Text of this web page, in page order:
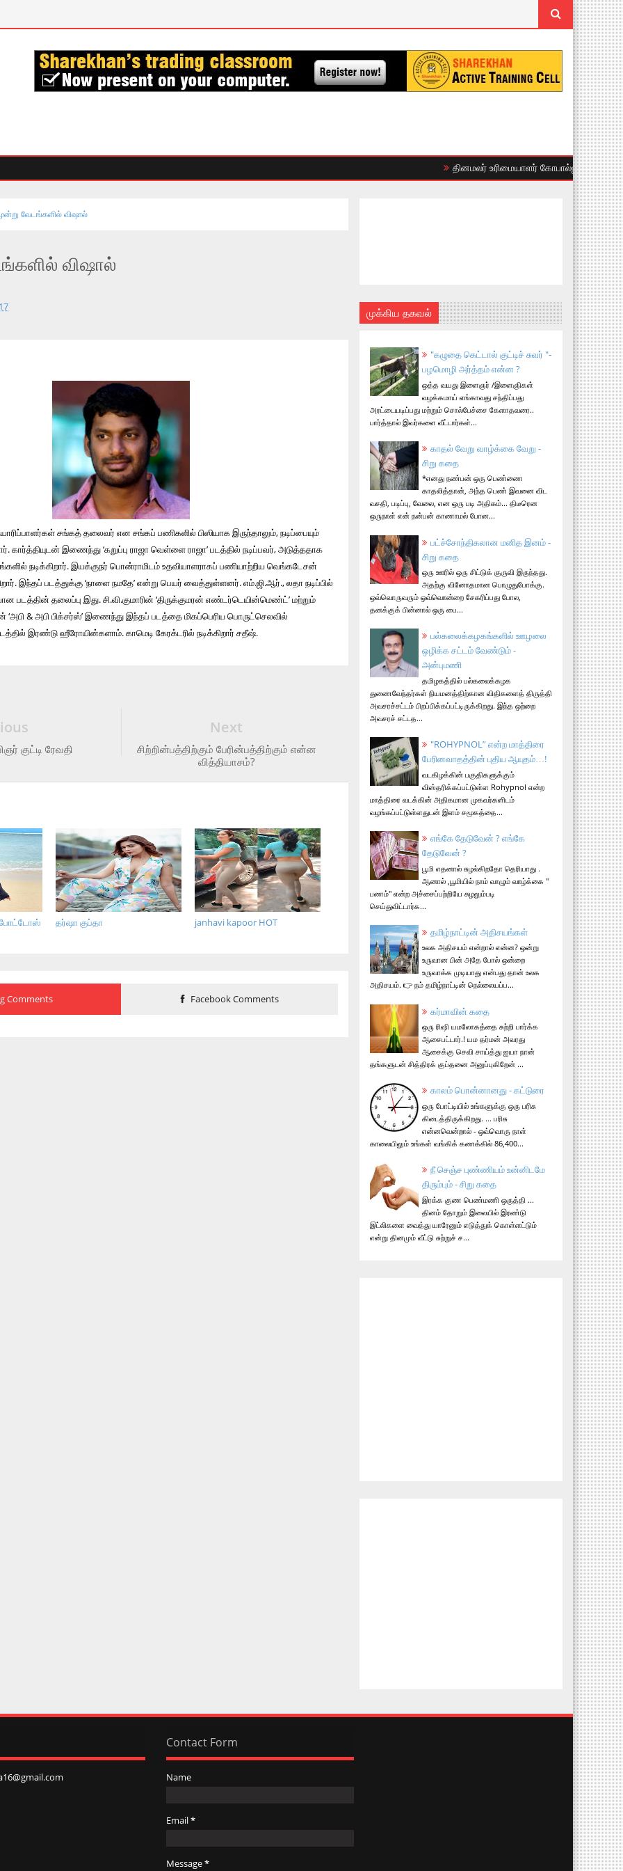
தினமலர் உரிமையாளர் கோபால்ஜி போட்ட பொய்
வேடங்களில் விஷால்
விஷால்
சங்கத் தலைவர் என சங்கப் பணிகளில் பிஸியாக இருந்தாலும், நடிப்பையும்
கார்த்தியுடன் இணைந்து ‘கறுப்பு ராஜா வெள்ளை ராஜா’ படத்தில் நடிப்பவர், அடுத்ததாக
நடிக்கிறார். இயக்குநர் பொன்ராமிடம் உதவியாளராகப் பணியாற்றிய வெங்கடேசன்
இந்தப் படத்துக்கு ‘நாளை நமதே’ என்று பெயர் வைத்துள்ளனர். எம்.ஜி.ஆர்., லதா நடிப்பில்
தலைப்பு இது. சி.வி.குமாரின் ‘திருக்குமரன் எண்டர்டெயின்மெண்ட்’ மற்றும்
& அபி பிக்சர்ஸ்’ இணைந்து இந்தப் படத்தை மிகப்பெரிய பொருட்செலவில்
இரண்டு ஹீரோயின்களாம். காமெடி கேரக்டரில் நடிக்கிறார் சதீஷ்.
Next
சிற்றின்பத்திற்கும் பேரின்பத்திற்கும் என்ன
வித்தியாசம்?
குட்டி ரேவதி
janhavi kapoor HOT
தர்ஷா குப்தா
போட்டோஸ்
Comments Facebook Comments
முக்கிய தகவல்
"கழுதை கெட்டால் குட்டிச் சுவர் "-
பழமொழி அர்த்தம் என்ன ?
ஒத்த வயது இளைஞர் /இளைஞிகள்
வழக்கமாய் எங்காவது சந்திப்பது
அரட்டையடிப்பது மற்றும் சொல்பேச்சை கேளாதவரை..
பார்த்தால் இவர்களை வீட்டார்கள்...
காதல் வேறு வாழ்க்கை வேறு -
சிறு கதை
*எனது நண்பன் ஒரு பெண்ணை
காதலித்தான், அந்த பெண் இவனை விட
வசதி, படிப்பு, வேலை, என ஒரு படி அதிகம்... திடீரென
ஒருநாள் என் நன்பன் காணாமல் போன...
பட்ச்சோந்திகலான மனித இனம் -
சிறு கதை
ஒரு ஊரில் ஒரு சிட்டுக் குருவி இருந்தது.
அதற்கு வினோதமான பொழுதுபோக்கு.
ஒவ்வொருவரும் ஒவ்வொன்றை சேகரிப்பது போல,
தனக்குக் பின்னால் ஒரு பை...
பல்கலைக்கழகங்களில் ஊழலை
ஒழிக்க சட்டம் வேண்டும் -
அன்புமணி
தமிழகத்தில் பல்கலைக்கழக
துணைவேந்தர்கள் நியமனத்திற்கான விதிகளைத் திருத்தி
அவசரச்சட்டம் பிறப்பிக்கப்பட்டிருக்கிறது. இந்த ஒற்றை
அவசரச் சட்டத...
"ROHYPNOL” என்ற மாத்திரை
பேரினவாதத்தின் புதிய ஆயுதம்…!
வடகிழக்கின் பகுதிகளுக்கும்
விஸ்தரிக்கப்பட்டுள்ள Rohypnol என்ற
மாத்திரை வடக்கின் அதிகமான முகவர்களிடம்
வழங்கப்பட்டுள்ளதுடன் இளம் சமூகத்தை...
எங்கே தேடுவேன் ? எங்கே
தேடுவேன் ?
பூமி எதனால் சுழல்கிறதோ தெரியாது .
ஆனால் ,பூமியில் நாம் வாழும் வாழ்க்கை "
பணம்" என்ற அச்சைப்பற்றியே சுழலும்படி
செய்துவிட்டார்க...
தமிழ்நாட்டின் அதிசயங்கள்
உலக அதிசயம் என்றால் என்ன? ஒன்று
உருவான பின் அதே போல் ஒன்றை
உருவாக்க முடியாது என்பது தான் உலக
அதிசயம். 👉 நம் தமிழ்நாட்டின் நெல்லையப்ப...
கர்மாவின் கதை
ஒரு ரிஷி யமலோகத்தை சுற்றி பார்க்க
ஆசைபட்டார்.! யம தர்மன் அவரது
ஆசைக்கு செவி சாய்த்து ஐயா நான்
தங்களுடன் சித்திரக் குப்தனை அனுப்புகிறேன் ...
காலம் பொன்னானது - கட்டுரை
ஒரு போட்டியில் உங்களுக்கு ஒரு பரிசு
கிடைத்திருக்கிறது. ... பரிசு
என்னவென்றால் - ஒவ்வொரு நாள்
காலையிலும் உங்கள் வங்கிக் கணக்கில் 86,400...
நீ செஞ்ச புண்ணியம் உன்னிடமே
திரும்பும் - சிறு கதை
இரக்க குண பெண்மணி ஒருத்தி ...
தினம் தோறும் இலையில் இரண்டு
இட்லிகளை வைத்து யாரேனும் எடுத்துக் கொள்ளட்டும்
என்று தினமும் வீட்டு சுற்றுச் ச...
Contact Form
Name
Email*
Message*